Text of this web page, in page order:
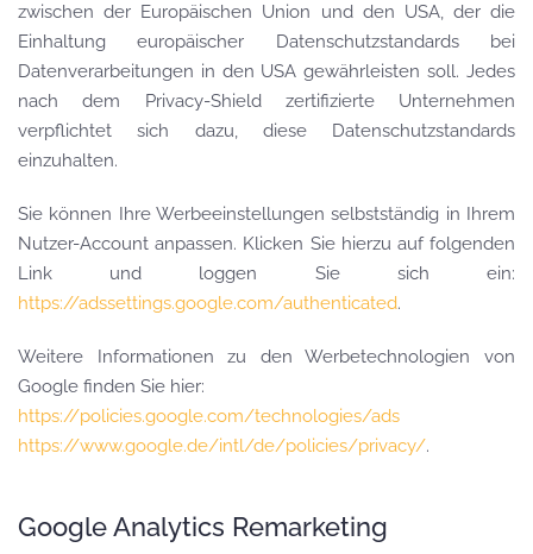
zwischen der Europäischen Union und den USA, der die
Einhaltung europäischer Datenschutzstandards bei
Datenverarbeitungen in den USA gewährleisten soll. Jedes
nach dem Privacy-Shield zertifizierte Unternehmen
verpflichtet sich dazu, diese Datenschutzstandards
einzuhalten.
Sie können Ihre Werbeeinstellungen selbstständig in Ihrem
Nutzer-Account anpassen. Klicken Sie hierzu auf folgenden
Link und loggen Sie sich ein:
https://adssettings.google.com/authenticated.
Weitere Informationen zu den Werbetechnologien von
Google finden Sie hier:
https://policies.google.com/technologies/ads
https://www.google.de/intl/de/policies/privacy/.
Google Analytics Remarketing